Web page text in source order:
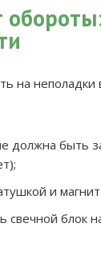
на неполадки
должна быть
и
свечной блок